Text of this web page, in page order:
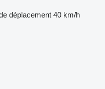
déplacement 40 km/h